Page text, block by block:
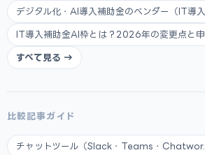
デジタル化・AI導入補助金のベンダー（IT導入
IT導入補助金AI枠とは？2026年の変更点と申
すべて見る →
比較記事ガイド
チャットツール（Slack・Teams・Chatwor...